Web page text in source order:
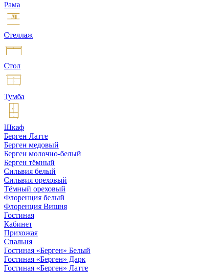
Рама
Стеллаж
Стол
Тумба
Шкаф
Берген Латте
Берген медовый
Берген молочно-белый
Берген тёмный
Сильвия белый
Сильвия ореховый
Тёмный ореховый
Флоренция белый
Флоренция Вишня
Гостиная
Кабинет
Прихожая
Спальня
Гостиная «Берген» Белый
Гостиная «Берген» Дарк
Гостиная «Берген» Латте